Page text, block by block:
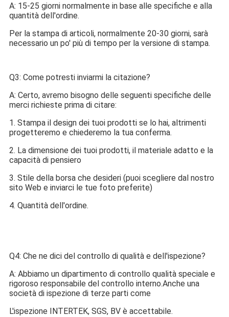
A: 15-25 giorni normalmente in base alle specifiche e alla
quantità dell'ordine.
Per la stampa di articoli, normalmente 20-30 giorni, sarà
necessario un po' più di tempo per la versione di stampa.
Q3: Come potresti inviarmi la citazione?
A: Certo, avremo bisogno delle seguenti specifiche delle
merci richieste prima di citare:
1. Stampa il design dei tuoi prodotti se lo hai, altrimenti
progetteremo e chiederemo la tua conferma.
2. La dimensione dei tuoi prodotti, il materiale adatto e la
capacità di pensiero
3. Stile della borsa che desideri (puoi scegliere dal nostro
sito Web e inviarci le tue foto preferite)
4. Quantità dell'ordine.
Q4: Che ne dici del controllo di qualità e dell'ispezione?
A: Abbiamo un dipartimento di controllo qualità speciale e
rigoroso responsabile del controllo interno.Anche una
società di ispezione di terze parti come
L'ispezione INTERTEK, SGS, BV è accettabile.